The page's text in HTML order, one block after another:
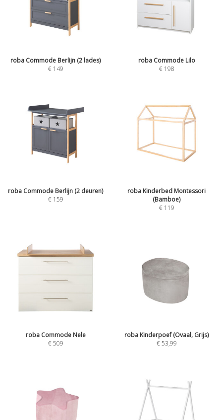
roba Commode Berlijn (2 lades)
€ 149
roba Commode Lilo
€ 198
roba Commode Berlijn (2 deuren)
€ 159
roba Kinderbed Montessori
(Bamboe)
€ 119
roba Commode Nele
€509
roba Kinderpoef (Ovaal, Grijs)
€53,99